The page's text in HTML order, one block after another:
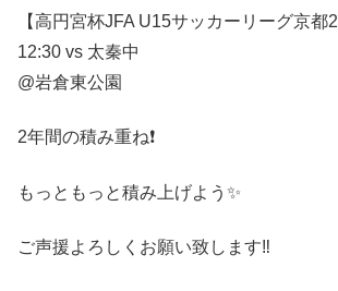
【高円宮杯JFA U15サッカーリーグ京都
12:30 vs 太秦中
@岩倉東公園
2年間の積み重ね❗️
もっともっと積み上げよう✨
ご声援よろしくお願い致します‼️